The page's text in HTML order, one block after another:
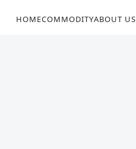
HOMECOMMODITYABOUT US